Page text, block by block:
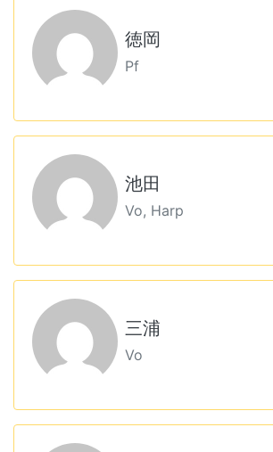
徳岡
Pf
池田
Vo, Harp
三浦
Vo